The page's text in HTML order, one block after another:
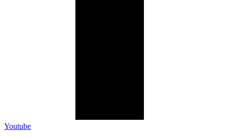
Youtube